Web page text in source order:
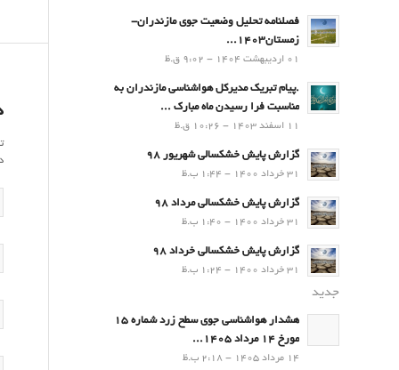
فصلنامه تحلیل وضعیت جوی مازندران-
زمستان۱۴۰۳...
01 اردیبهشت 1404 - 9:02 ق.ظ
.پيام تبريك مدیرکل هواشناسی مازندران به
مناسبت فرا رسيدن ماه مبارك ...
11 اسفند 1403 - 10:26 ق.ظ
گزارش پایش خشکسالی شهریور 98
31 خرداد 1400 - 1:44 ب.ظ
گزارش پایش خشکسالی مرداد 98
31 خرداد 1400 - 1:40 ب.ظ
گزارش پایش خشکسالی خرداد 98
31 خرداد 1400 - 1:24 ب.ظ
جدید
هشدار هواشناسی جوی سطح زرد شماره 15
مورخ 14 مرداد 1405...
14 مرداد 1405 - 2:18 ب.ظ